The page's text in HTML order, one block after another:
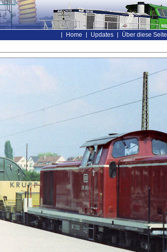
Home Updates Über diese Seite